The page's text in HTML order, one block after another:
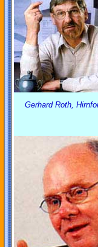
Gerhard Roth,